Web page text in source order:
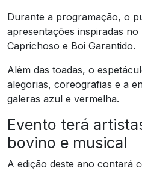
Durante a programação, o
apresentações inspiradas
Caprichoso e Boi Garantido.
Além das toadas, o
alegorias, coreografias e a
galeras azul e vermelha.
Evento terá
bovino e musical
A edição deste ano contará